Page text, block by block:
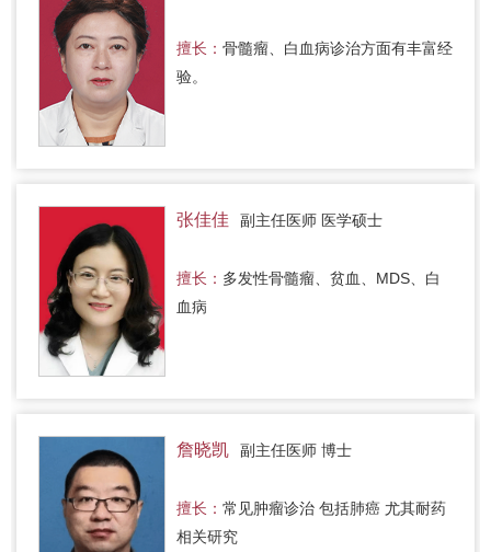
擅长： 骨髓瘤、白血病诊治方面有丰富经
验。
张佳佳 副主任医师 医学硕士
擅长： 多发性骨髓瘤、贫血、MDS、白
血病
詹晓凯 副主任医师 博士
擅长： 常见肿瘤诊治 包括肺癌 尤其耐药
相关研究